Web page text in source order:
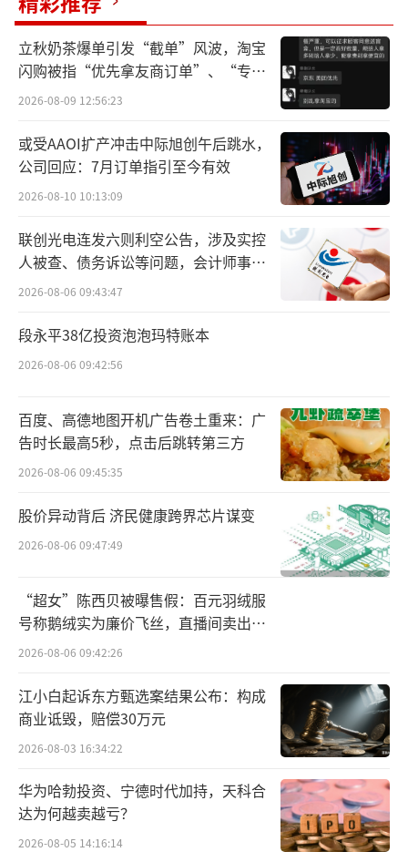
产能建设显著提速。
布局优势，建有中国、泰国、柬埔寨三大轮胎
智能制造基地。2024年，公司实现营业收入69.
58亿元，同比增长37.39%；净利润3.74亿元，
同比增长72.81%，实现高速发展。
进入2025年，通用股份盈利能力直线下
滑，前三季度实现营业收入62.15亿元，同比增
长24.59%；净利润1.10亿元，同比下降71.0
1%，陷入“增收不增利”的窘境。
三季报中，通用股份解释称，主要系受国
际贸易壁垒增强，汇兑收益减少及原材料成本
半年报中，通用股份更直接点名称，“美
国对等关税叠加232关税条款以及欧盟发起对中
国轮胎反倾销等各项贸易政策，导致轮胎企业
的产能释放和订单水平出现较大波动。结合市
场情况及美国对主要轮胎生产基地所在国的关
立秋奶茶爆单引发“截单”风波，淘宝
闪购被指“优先拿友商订单”、“专挑
贵的拿”
2026-08-09 12:56:23
或受AAOI扩产冲击中际旭创午后跳水，
公司回应：7月订单指引至今有效
2026-08-10 10:13:09
联创光电连发六则利空公告，涉及实控
人被查、债务诉讼等问题，会计师事务
所曾出具“保留意见”
2026-08-06 09:43:47
段永平38亿投资泡泡玛特账本
2026-08-06 09:42:56
百度、高德地图开机广告卷土重来：广
告时长最高5秒，点击后跳转第三方
2026-08-06 09:45:35
股价异动背后 济民健康跨界芯片谋变
2026-08-06 09:47:49
“超女”陈西贝被曝售假：百元羽绒服
号称鹅绒实为廉价飞丝，直播间卖出超
百万元
2026-08-06 09:42:26
江小白起诉东方甄选案结果公布：构成
商业诋毁，赔偿30万元
2026-08-03 16:34:22
华为哈勃投资、宁德时代加持，天科合
达为何越卖越亏？
2026-08-05 14:16:14